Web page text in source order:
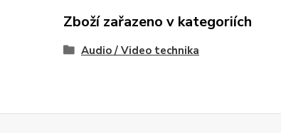
Zboží zařazeno v kategoriích
Audio / Video technika